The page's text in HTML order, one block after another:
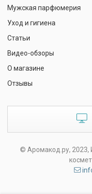
Мужская парфюмерия
Уход и гигиена
Статьи
Видео-обзоры
О магазине
Отзывы
© Аромакод.ру, 2023,